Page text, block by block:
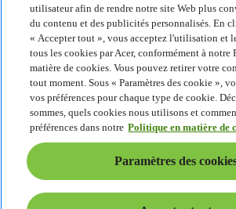
Développement durable
Responsabilité sociale de l'entreprise
Empreinte carbone du produit
Project Humanity
Earthion
Politique de confidentialité
Politique en matière de cookies
Mentions légales
Informations légales supplémentaires
Politique en matière d'accessibilité
Paramètres des cookies
France - Français
utilisateur afin de rendre notre site Web plus
du contenu et des publicités personnalisés. En
« Accepter tout », vous acceptez l'utilisation et
tous les cookies par Acer, conformément à notre
matière de cookies. Vous pouvez retirer votre
tout moment. Sous « Paramètres des cookie »,
vos préférences pour chaque type de cookie.
sommes, quels cookies nous utilisons et
préférences dans notre Politique en matière de
Paramètres des